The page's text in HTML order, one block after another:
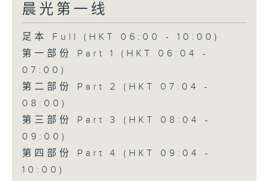
晨光第一线
足本 Full (HKT 06:00 - 10:00)
第一部份 Part 1 (HKT 06:04 -
07:00)
第二部份 Part 2 (HKT 07:04 -
08:00)
第三部份 Part 3 (HKT 08:04 -
09:00)
第四部份 Part 4 (HKT 09:04 -
10:00)